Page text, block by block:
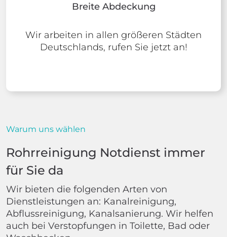
Breite Abdeckung
Wir arbeiten in allen größeren Städten
Deutschlands, rufen Sie jetzt an!
Warum uns wählen
Rohrreinigung Notdienst immer
für Sie da
Wir bieten die folgenden Arten von
Dienstleistungen an: Kanalreinigung,
Abflussreinigung, Kanalsanierung. Wir helfen
auch bei Verstopfungen in Toilette, Bad oder